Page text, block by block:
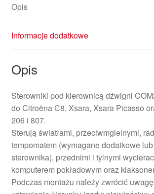
Opis
Informacje dodatkowe
Opis
Sterowniki pod kierownicą dźwigni
do Citroëna C8, Xsara, Xsara Picasso
206 i 807.
Sterują światłami, przeciwmgielnymi,
tempomatem (wymagane dodatkowe
sterownika), przednimi i tylnymi
komputerem pokładowym oraz
Podczas montażu należy zwrócić